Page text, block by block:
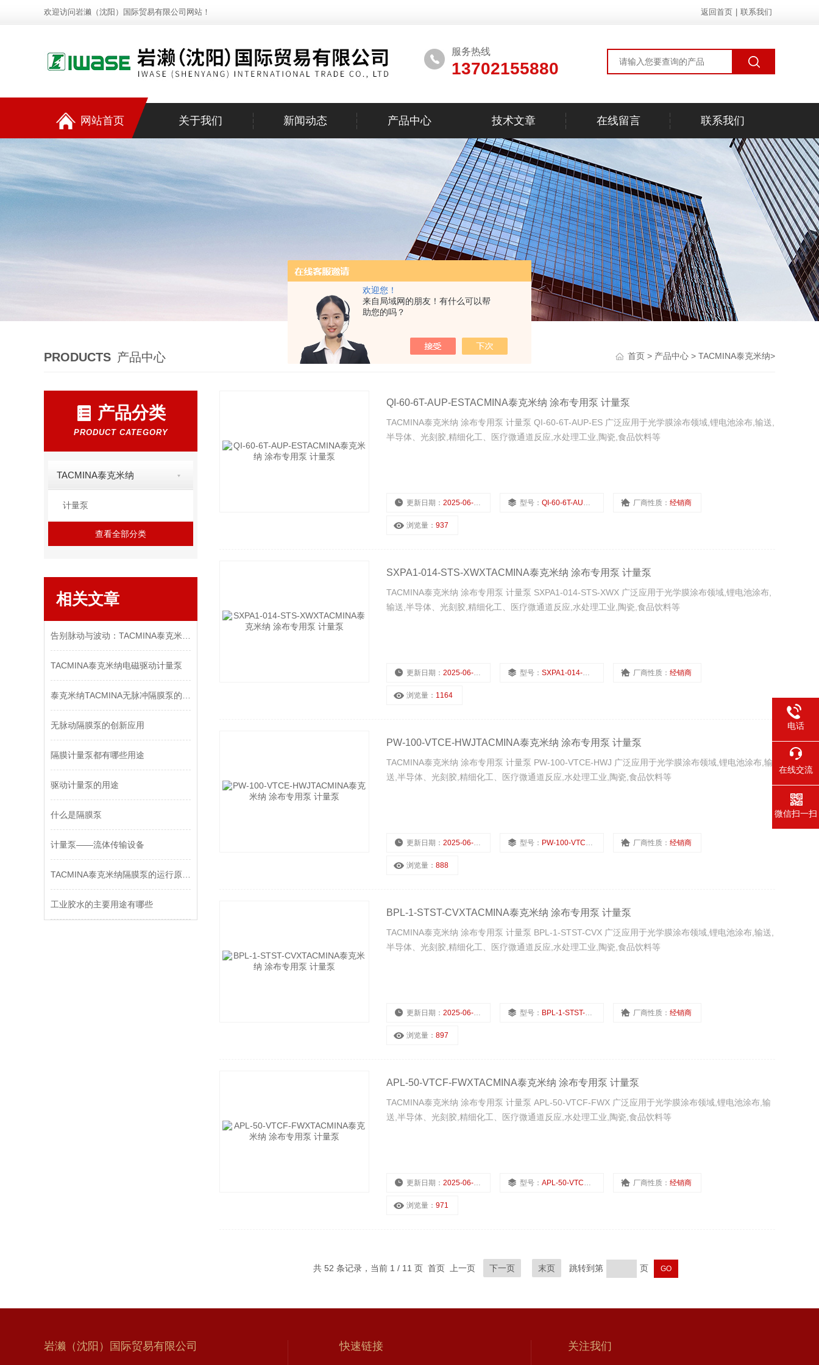
欢迎您！
来自局域网的朋友！有什么可以帮
助您的吗？
欢迎访问岩濑（沈阳）国际贸易有限公司网站！ 返回首页 联系我们
服务热线
13702155880
网站首页 关于我们 新闻动态 产品中心 技术文章 在线留言 联系我们
PRODUCTS 产品中心 首页 > 产品中心 > TACMINA泰克米纳>
产品分类
PRODUCT CATEGORY
TACMINA泰克米纳
计量泵
查看全部分类
相关文章
TACMINA泰克米纳电磁驱动计量泵
​无脉动隔膜泵的创新应用
隔膜计量泵都有哪些用途
驱动计量泵的用途
什么是隔膜泵
计量泵——流体传输设备
工业胶水的主要用途有哪些
QI-60-6T-AUP-ESTACMINA泰克米纳 涂布专用泵 计量泵
TACMINA泰克米纳 涂布专用泵 计量泵 QI-60-6T-AUP-ES 广泛应用于光学膜涂布领域,锂电池涂布,输送,
半导体、光刻胶,精细化工、医疗微通道反应,水处理工业,陶瓷,食品饮料等
更新日期： 2025-06-29 型号： QI-60-6T-AUP-ES 厂商性质： 经销商
浏览量： 937
SXPA1-014-STS-XWXTACMINA泰克米纳 涂布专用泵 计量泵
TACMINA泰克米纳 涂布专用泵 计量泵 SXPA1-014-STS-XWX 广泛应用于光学膜涂布领域,锂电池涂布,
输送,半导体、光刻胶,精细化工、医疗微通道反应,水处理工业,陶瓷,食品饮料等
更新日期： 2025-06-29 型号： SXPA1-014-STS-XWX 厂商性质： 经销商
浏览量： 1164
PW-100-VTCE-HWJTACMINA泰克米纳 涂布专用泵 计量泵
TACMINA泰克米纳 涂布专用泵 计量泵 PW-100-VTCE-HWJ 广泛应用于光学膜涂布领域,锂电池涂布,输
送,半导体、光刻胶,精细化工、医疗微通道反应,水处理工业,陶瓷,食品饮料等
更新日期： 2025-06-29 型号： PW-100-VTCE-HWJ 厂商性质： 经销商
浏览量： 888
BPL-1-STST-CVXTACMINA泰克米纳 涂布专用泵 计量泵
TACMINA泰克米纳 涂布专用泵 计量泵 BPL-1-STST-CVX 广泛应用于光学膜涂布领域,锂电池涂布,输送,
半导体、光刻胶,精细化工、医疗微通道反应,水处理工业,陶瓷,食品饮料等
更新日期： 2025-06-29 型号： BPL-1-STST-CVX 厂商性质： 经销商
浏览量： 897
APL-50-VTCF-FWXTACMINA泰克米纳 涂布专用泵 计量泵
TACMINA泰克米纳 涂布专用泵 计量泵 APL-50-VTCF-FWX 广泛应用于光学膜涂布领域,锂电池涂布,输
送,半导体、光刻胶,精细化工、医疗微通道反应,水处理工业,陶瓷,食品饮料等
更新日期： 2025-06-29 型号： APL-50-VTCF-FWX 厂商性质： 经销商
浏览量： 971
共 52 条记录，当前 1 / 11 页 首页 上一页 下一页 末页 跳转到第 页
岩濑（沈阳）国际贸易有限公司 快速链接 关注我们
电话
在线交流
微信扫一扫